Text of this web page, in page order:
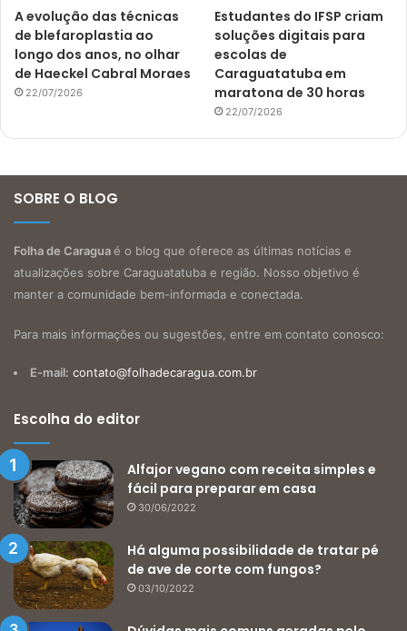
A evolução das técnicas
de blefaroplastia ao
longo dos anos, no olhar
de Haeckel Cabral Moraes
22/07/2026
Estudantes do IFSP criam
soluções digitais para
escolas de
Caraguatatuba em
maratona de 30 horas
22/07/2026
SOBRE O BLOG
Folha de Caraguaé o blog que oferece as últimas notícias e
atualizações sobre Caraguatatuba e região. Nosso objetivo é
manter a comunidade bem-informada e conectada.
Para mais informações ou sugestões, entre em contato conosco:
E-mail: contato@folhadecaragua.com.br
Escolha do editor
Alfajor vegano com receita simples e
fácil para preparar em casa
30/06/2022
Há alguma possibilidade de tratar pé
de ave de corte com fungos?
03/10/2022